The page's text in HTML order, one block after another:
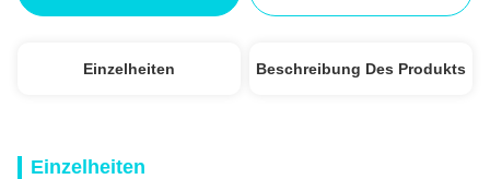
Einzelheiten Beschreibung Des Produkts
Einzelheiten